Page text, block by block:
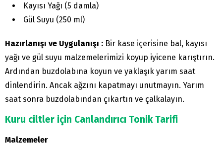
Kayısı Yağı (5 damla)
Gül Suyu (250 ml)
Hazırlanışı ve Uygulanışı : Bir kase içerisine bal, kayısı
yağı ve gül suyu malzemelerimizi koyup iyicene karıştırın.
Ardından buzdolabına koyun ve yaklaşık yarım saat
dinlendirin. Ancak ağzını kapatmayı unutmayın. Yarım
saat sonra buzdolabından çıkartın ve çalkalayın.
Kuru ciltler için Canlandırıcı Tonik Tarifi
Malzemeler